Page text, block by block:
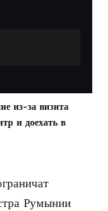
из-за визита
и доехать в
Румынии